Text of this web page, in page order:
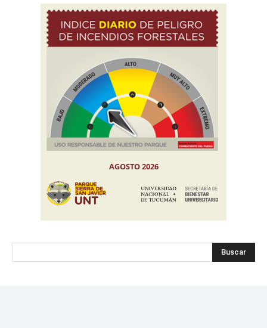
Buscar